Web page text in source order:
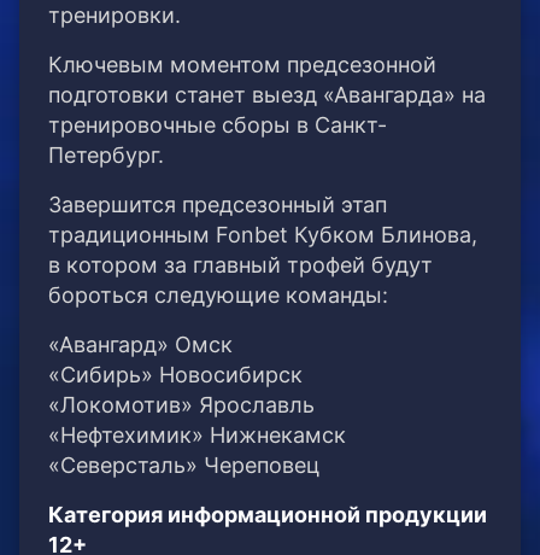
тренировки.
Ключевым моментом предсезонной
подготовки станет выезд «Авангарда» на
тренировочные сборы в Санкт-
Петербург.
Завершится предсезонный этап
традиционным Fonbet Кубком Блинова,
в котором за главный трофей будут
бороться следующие команды:
«Авангард» Омск
«Сибирь» Новосибирск
«Локомотив» Ярославль
«Нефтехимик» Нижнекамск
«Северсталь» Череповец
Категория информационной продукции
12+